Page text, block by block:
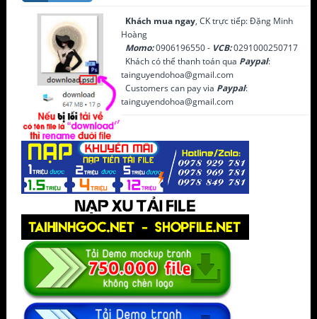
Khách mua ngay, CK trực tiếp: Đặng Minh
Hoàng
Momo:0906196550 - VCB:0291000250717
Khách có thể thanh toán qua Paypal:
tainguyendohoa@gmail.com
Customers can pay via Paypal:
tainguyendohoa@gmail.com